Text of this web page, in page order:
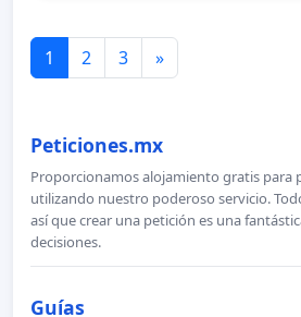
1 2 3 »
Peticiones.mx
Proporcionamos alojamiento gratis para
utilizando nuestro poderoso servicio.
así que crear una petición es una
decisiones.
Guías